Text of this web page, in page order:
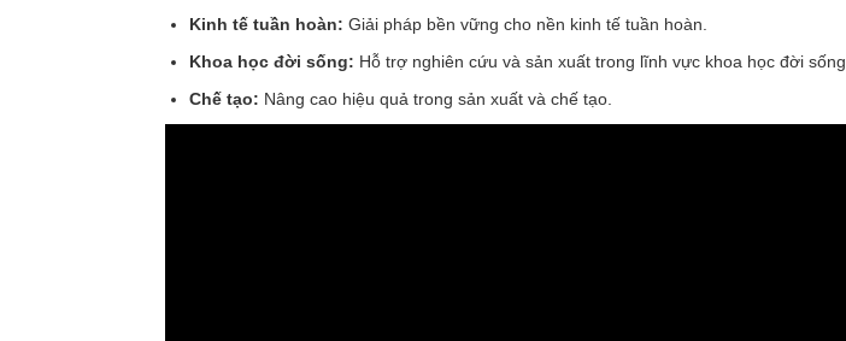
Kinh tế tuần hoàn: Giải pháp bền vững cho nền kinh tế tuần hoàn.
Khoa học đời sống: Hỗ trợ nghiên cứu và sản xuất trong lĩnh vực khoa học đời sống.
Chế tạo: Nâng cao hiệu quả trong sản xuất và chế tạo.